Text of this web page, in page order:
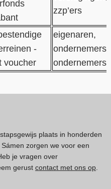
zzp’ers
-
voucher
eigenaren,
plaats in honderden
zorgen we voor een
je vragen over
gerust contact met ons op.